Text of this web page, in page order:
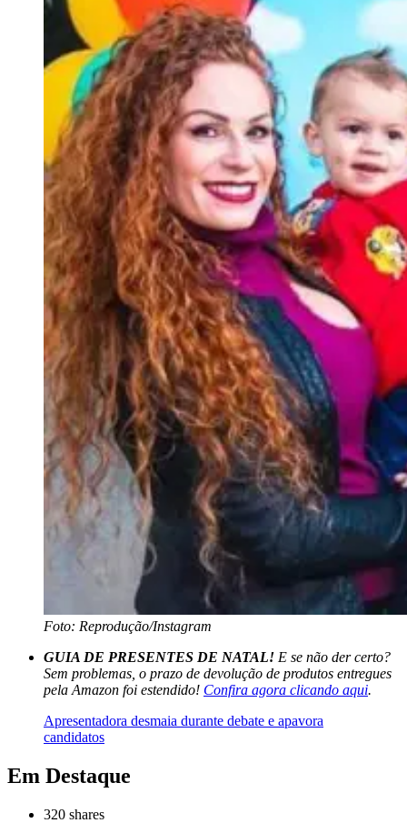
Foto: Reprodução/Instagram
GUIA DE PRESENTES DE NATAL! E se não der certo?
Sem problemas, o prazo de devolução de produtos entregues
pela Amazon foi estendido! Confira agora clicando aqui.
Apresentadora desmaia durante debate e apavora
candidatos
Em Destaque
320 shares